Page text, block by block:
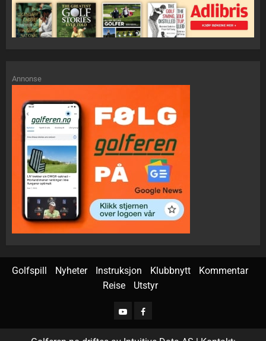
Annonse
Golfspill Nyheter Instruksjon Klubbnytt
Kommentar
Reise
Utstyr